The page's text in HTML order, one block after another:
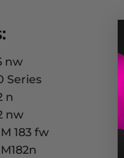
nw
Series
n
nw
183 fw